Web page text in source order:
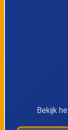
Bekijk